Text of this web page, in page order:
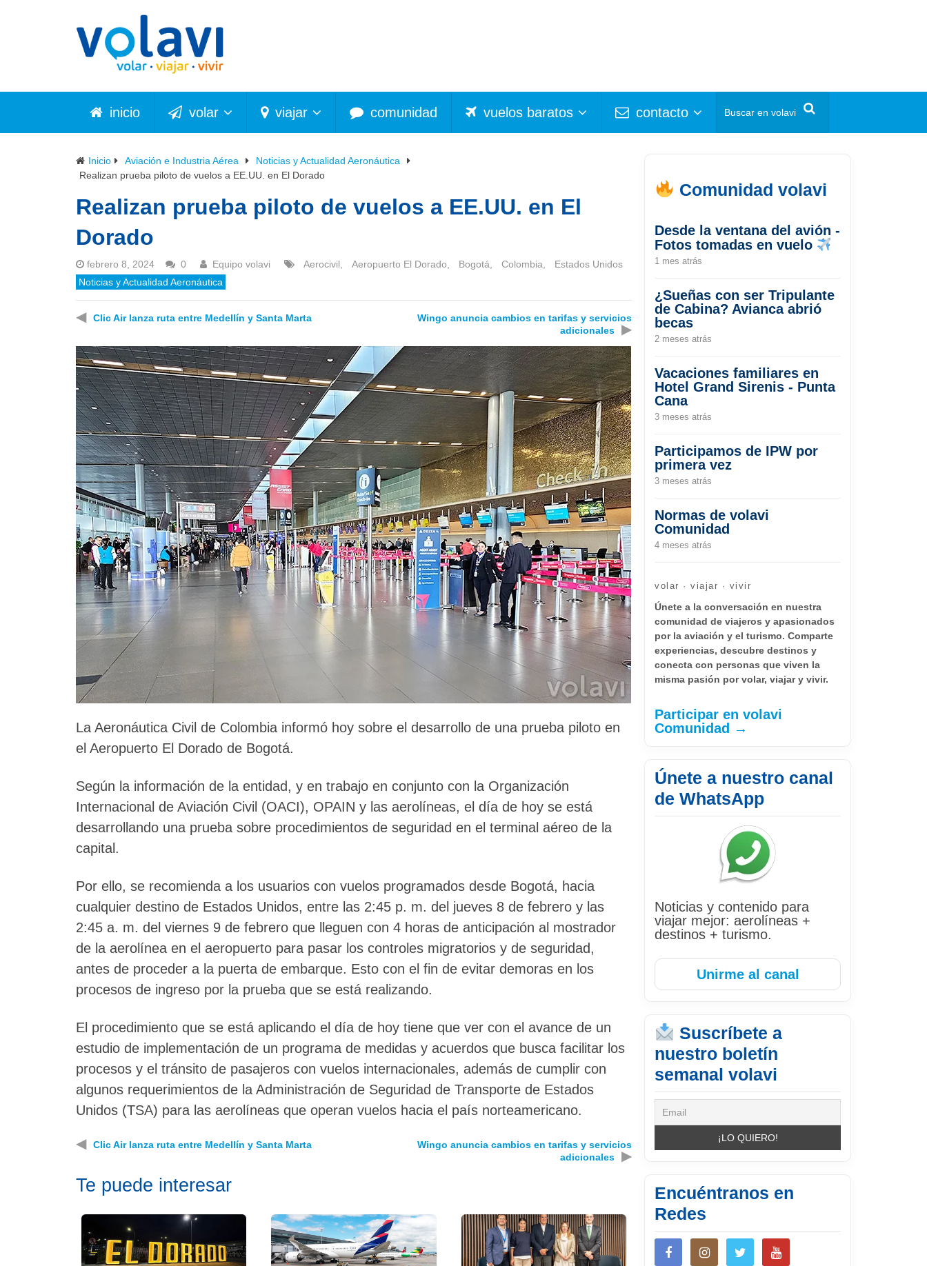
inicio volar viajar comunidad vuelos baratos contacto
Inicio Aviación e Industria Aérea
Noticias y Actualidad Aeronáutica
Realizan prueba piloto de vuelos a EE.UU. en El Dorado
Realizan prueba piloto de vuelos a EE.UU. en El
Dorado
febrero 8, 2024 0 Equipo volavi Aerocivil Aeropuerto El Dorado Bogotá Colombia
Estados Unidos
Noticias y Actualidad Aeronáutica
◀ Clic Air lanza ruta entre Medellín y Santa Marta
Wingo anuncia cambios en tarifas y servicios
adicionales
▶
La Aeronáutica Civil de Colombia informó hoy sobre el desarrollo de una prueba piloto en
el Aeropuerto El Dorado de Bogotá.
Según la información de la entidad, y en trabajo en conjunto con la Organización
Internacional de Aviación Civil (OACI), OPAIN y las aerolíneas, el día de hoy se está
desarrollando una prueba sobre procedimientos de seguridad en el terminal aéreo de la
capital.
Por ello, se recomienda a los usuarios con vuelos programados desde Bogotá, hacia
cualquier destino de Estados Unidos, entre las 2:45 p. m. del jueves 8 de febrero y las
2:45 a. m. del viernes 9 de febrero que lleguen con 4 horas de anticipación al mostrador
de la aerolínea en el aeropuerto para pasar los controles migratorios y de seguridad,
antes de proceder a la puerta de embarque. Esto con el fin de evitar demoras en los
procesos de ingreso por la prueba que se está realizando.
El procedimiento que se está aplicando el día de hoy tiene que ver con el avance de un
estudio de implementación de un programa de medidas y acuerdos que busca facilitar los
procesos y el tránsito de pasajeros con vuelos internacionales, además de cumplir con
algunos requerimientos de la Administración de Seguridad de Transporte de Estados
Unidos (TSA) para las aerolíneas que operan vuelos hacia el país norteamericano.
◀ Clic Air lanza ruta entre Medellín y Santa Marta
Wingo anuncia cambios en tarifas y servicios
adicionales
▶
Te puede interesar
Comunidad volavi
Desde la ventana del avión -
Fotos tomadas en vuelo
1 mes atrás
¿Sueñas con ser Tripulante
de Cabina? Avianca abrió
becas
2 meses atrás
Vacaciones familiares en
Hotel Grand Sirenis - Punta
Cana
3 meses atrás
Participamos de IPW por
primera vez
3 meses atrás
Normas de volavi
Comunidad
4 meses atrás
volar · viajar · vivir
Únete a la conversación en nuestra
comunidad de viajeros y apasionados
por la aviación y el turismo. Comparte
experiencias, descubre destinos y
conecta con personas que viven la
misma pasión por volar, viajar y vivir.
Participar en volavi
Comunidad →
Únete a nuestro canal
de WhatsApp
Noticias y contenido para
viajar mejor: aerolíneas +
destinos + turismo.
Unirme al canal
Suscríbete a
nuestro boletín
semanal volavi
Encuéntranos en
Redes